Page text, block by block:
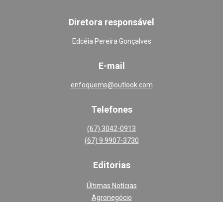
Diretora responsável
Edcéia Pereira Gonçalves
E-mail
enfoquems@outlook.com
Telefones
(67) 3042-0913
(67) 9 9907-3730
Editorias
Últimas Notícias
Agronegócio